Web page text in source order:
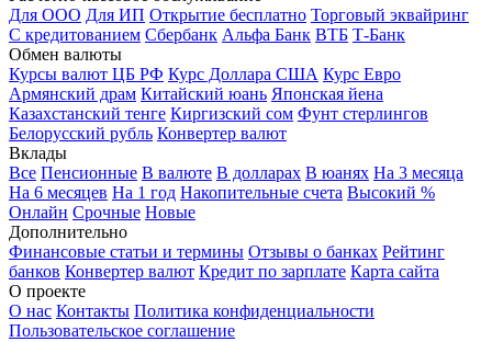
Для ООО Для ИП Открытие бесплатно Торговый эквайринг
С кредитованием Сбербанк Альфа Банк ВТБ Т-Банк
Обмен валюты
Курсы валют ЦБ РФ Курс Доллара США Курс Евро
Армянский драм Китайский юань Японская йена
Казахстанский тенге Киргизский сом Фунт стерлингов
Белорусский рубль Конвертер валют
Вклады
Все Пенсионные В валюте В долларах В юанях На 3 месяца
На 6 месяцев На 1 год Накопительные счета Высокий %
Онлайн Срочные Новые
Дополнительно
Финансовые статьи и термины Отзывы о банках Рейтинг
банков Конвертер валют Кредит по зарплате Карта сайта
О проекте
О нас Контакты Политика конфиденциальности
Пользовательское соглашение